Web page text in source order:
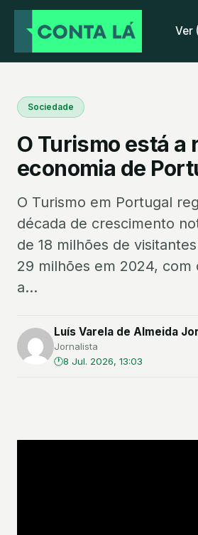
Ver
Sociedade
O Turismo está a
economia de
O Turismo em Portugal
década de crescimento
de 18 milhões de
29 milhões em 2024, com
a...
Luís Varela de Almeida
Jornalista
8 Jul. 2026, 13:03